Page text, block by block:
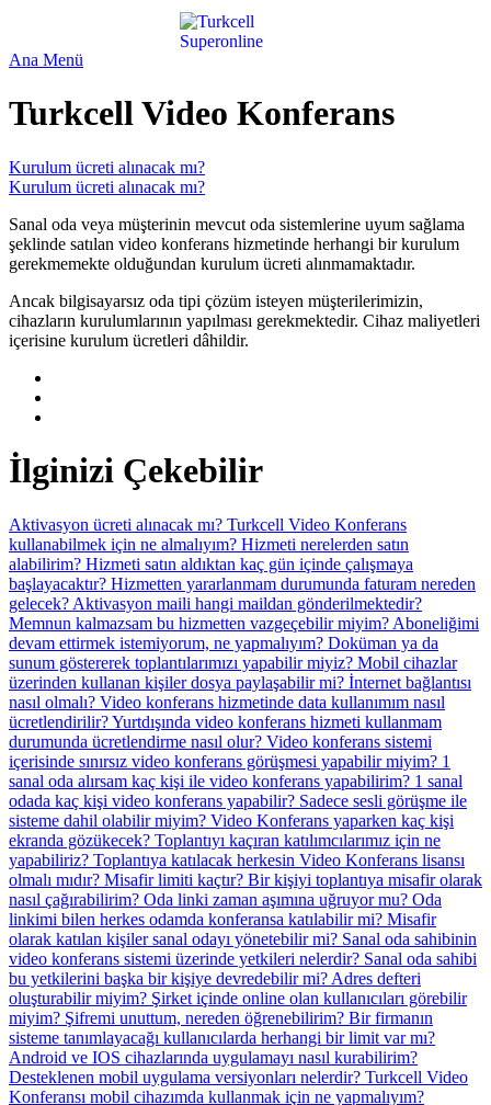
Ana Menü
Turkcell Video Konferans
Kurulum ücreti alınacak mı?
Kurulum ücreti alınacak mı?
Sanal oda veya müşterinin mevcut oda sistemlerine uyum sağlama
şeklinde satılan video konferans hizmetinde herhangi bir kurulum
gerekmemekte olduğundan kurulum ücreti alınmamaktadır.
Ancak bilgisayarsız oda tipi çözüm isteyen müşterilerimizin,
cihazların kurulumlarının yapılması gerekmektedir. Cihaz maliyetleri
içerisine kurulum ücretleri dâhildir.
İlginizi Çekebilir
Aktivasyon ücreti alınacak mı? Turkcell Video Konferans
kullanabilmek için ne almalıyım? Hizmeti nerelerden satın
alabilirim? Hizmeti satın aldıktan kaç gün içinde çalışmaya
başlayacaktır? Hizmetten yararlanmam durumunda faturam nereden
gelecek? Aktivasyon maili hangi maildan gönderilmektedir?
Memnun kalmazsam bu hizmetten vazgeçebilir miyim? Aboneliğimi
devam ettirmek istemiyorum, ne yapmalıyım? Doküman ya da
sunum göstererek toplantılarımızı yapabilir miyiz? Mobil cihazlar
üzerinden kullanan kişiler dosya paylaşabilir mi? İnternet bağlantısı
nasıl olmalı? Video konferans hizmetinde data kullanımım nasıl
ücretlendirilir?Yurtdışında video konferans hizmeti kullanmam
durumunda ücretlendirme nasıl olur? Video konferans sistemi
içerisinde sınırsız video konferans görüşmesi yapabilir miyim? 1
sanal oda alırsam kaç kişi ile video konferans yapabilirim? 1 sanal
odada kaç kişi video konferans yapabilir? Sadece sesli görüşme ile
sisteme dahil olabilir miyim? Video Konferans yaparken kaç kişi
ekranda gözükecek? Toplantıyı kaçıran katılımcılarımız için ne
yapabiliriz? Toplantıya katılacak herkesin Video Konferans lisansı
olmalı mıdır? Misafir limiti kaçtır? Bir kişiyi toplantıya misafir olarak
nasıl çağırabilirim? Oda linki zaman aşımına uğruyor mu? Oda
linkimi bilen herkes odamda konferansa katılabilir mi? Misafir
olarak katılan kişiler sanal odayı yönetebilir mi? Sanal oda sahibinin
video konferans sistemi üzerinde yetkileri nelerdir? Sanal oda sahibi
bu yetkilerini başka bir kişiye devredebilir mi? Adres defteri
oluşturabilir miyim? Şirket içinde online olan kullanıcıları görebilir
miyim? Şifremi unuttum, nereden öğrenebilirim? Bir firmanın
sisteme tanımlayacağı kullanıcılarda herhangi bir limit var mı?
Android ve IOS cihazlarında uygulamayı nasıl kurabilirim?
Desteklenen mobil uygulama versiyonları nelerdir? Turkcell Video
Konferansı mobil cihazımda kullanmak için ne yapmalıyım?